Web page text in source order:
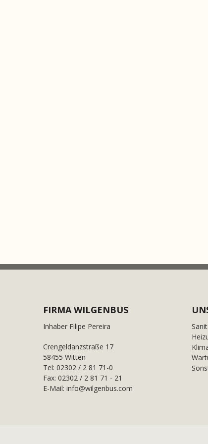
FIRMA WILGENBUS
Inhaber Filipe Pereira
Crengeldanzstraße 17
58455 Witten
Tel: 02302 / 2 81 71-0
Fax: 02302 / 2 81 71 - 21
E-Mail: info@wilgenbus.com